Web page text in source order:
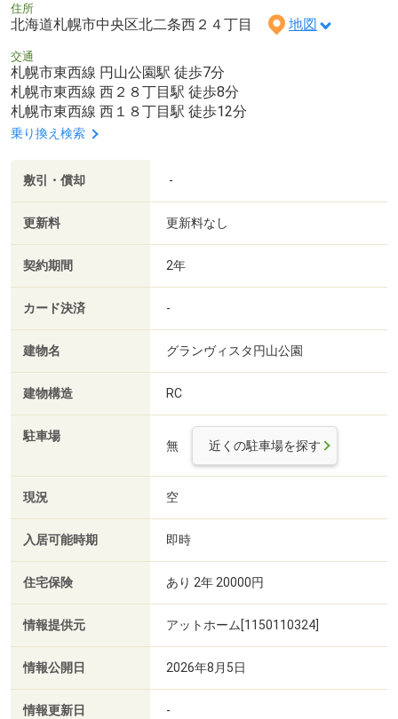
住所
北海道札幌市中央区北二条西２４丁目 地図
交通
札幌市東西線 円山公園駅 徒歩7分
札幌市東西線 西２８丁目駅 徒歩8分
札幌市東西線 西１８丁目駅 徒歩12分
乗り換え検索
敷引・償却 -
更新料 更新料なし
契約期間 2年
カード決済 -
建物名 グランヴィスタ円山公園
建物構造 RC
駐車場
無 近くの駐車場を探す
現況 空
入居可能時期 即時
住宅保険 あり 2年 20000円
情報提供元 アットホーム[1150110324]
情報公開日 2026年8月5日
情報更新日 -